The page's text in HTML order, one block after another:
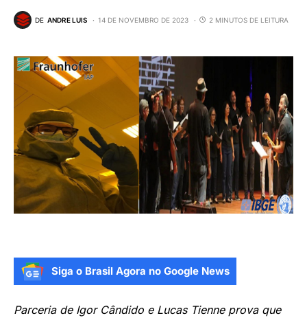
DE ANDRE LUIS 14 DE NOVEMBRO DE 2023 2 MINUTOS DE LEITURA
Siga o Brasil Agora no Google News
Parceria de Igor Cândido e Lucas Tienne prova que